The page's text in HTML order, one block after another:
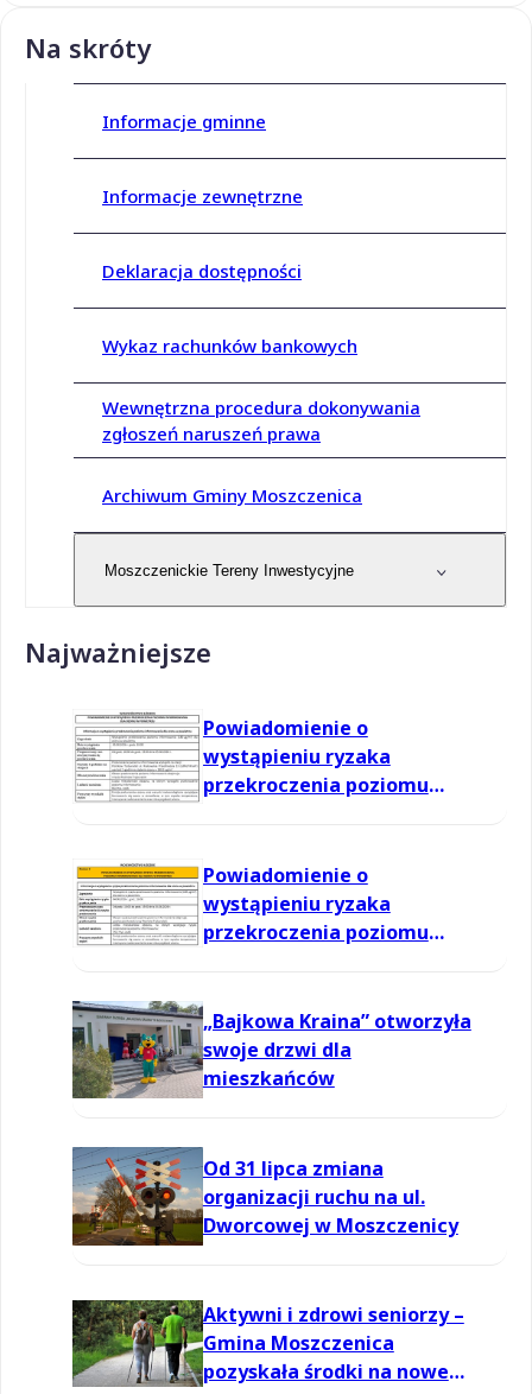
Na skróty
Informacje gminne
Informacje zewnętrzne
Deklaracja dostępności
Wykaz rachunków bankowych
Wewnętrzna procedura dokonywania
zgłoszeń naruszeń prawa
Archiwum Gminy Moszczenica
Moszczenickie Tereny Inwestycyjne
Najważniejsze
Powiadomienie o
wystąpieniu ryzaka
przekroczenia poziomu
Powiadomienie o
wystąpieniu ryzaka
przekroczenia poziomu
„Bajkowa Kraina” otworzyła
swoje drzwi dla
mieszkańców
Od 31 lipca zmiana
organizacji ruchu na ul.
Dworcowej w Moszczenicy
Aktywni i zdrowi seniorzy –
Gmina Moszczenica
pozyskała środki na nowe